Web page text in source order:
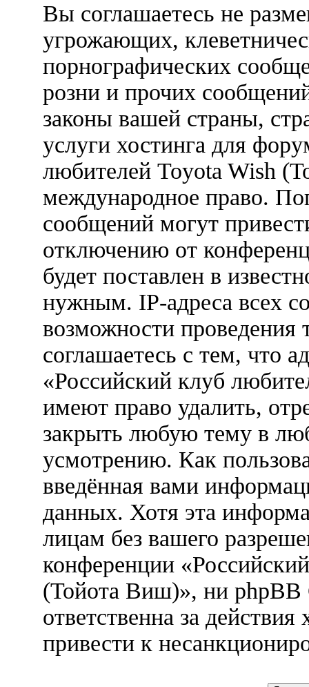
Вы соглашаетесь не
угрожающих,
порнографических
розни и прочих
законы вашей страны,
услуги хостинга для
любителей Toyota Wish
международное право.
сообщений могут
отключению от
будет поставлен в
нужным. IP-адреса всех
возможности
соглашаетесь с тем, что
«Российский клуб
имеют право удалить,
закрыть любую тему в
усмотрению. Как
введённая вами
данных. Хотя эта
лицам без вашего
конференции
(Тойота Виш)», ни phpBB
ответственна за
привести к